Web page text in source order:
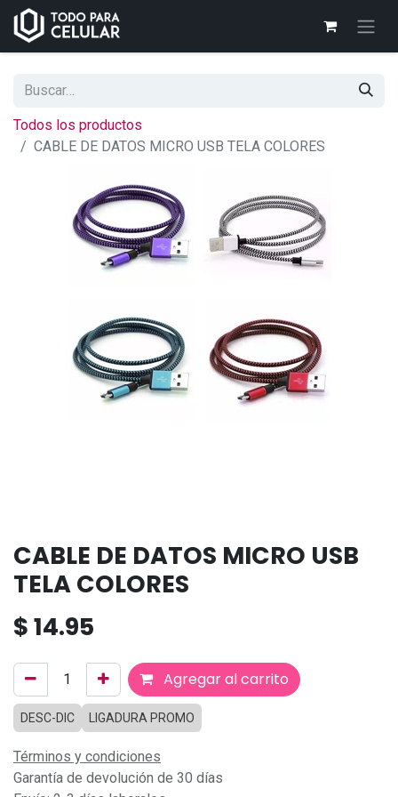
Todos los productos
CABLE DE DATOS MICRO USB TELA COLORES
CABLE DE DATOS MICRO USB
TELA COLORES
$14.95
Agregar al carrito
DESC-DIC LIGADURA PROMO
Términos y condiciones
Garantía de devolución de 30 días